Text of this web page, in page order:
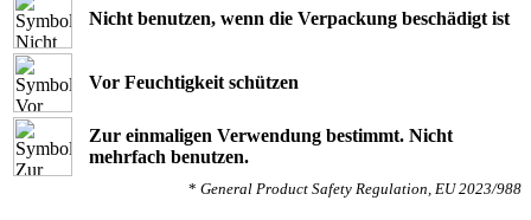
Nicht benutzen, wenn die Verpackung beschädigt ist
Vor Feuchtigkeit schützen
Zur einmaligen Verwendung bestimmt. Nicht
mehrfach benutzen.
* General Product Safety Regulation, EU 2023/988